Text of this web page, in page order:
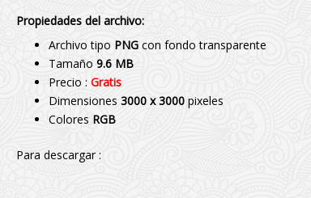
Propiedades del archivo:
Archivo tipo PNG con fondo transparente
Tamaño 9.6 MB
Precio : Gratis
Dimensiones 3000 x 3000 pixeles
Colores RGB
Para descargar :